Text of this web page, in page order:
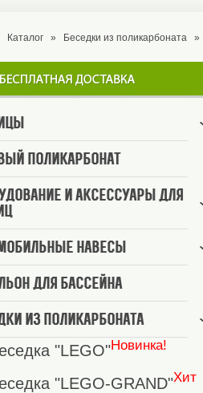
Каталог » Беседки из поликарбоната »
поликарбонат
и аксессуары для
навесы
для бассейна
из поликарбоната
"LEGO"Новинка!
"LEGO-GRAND"Хит